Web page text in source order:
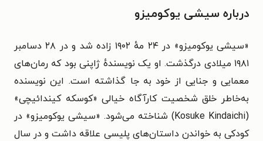
درباره سیشی یوکومیزو
«سیشی یوکومیزو» در ۲۴ مهٔ ۱۹۰۲ زاده شد و در ۲۸ دسامبر
۱۹۸۱ میلادی درگذشت. او یک نویسندهٔ ژاپنی بود که رمان‌های
معمایی و جنایی از خود به جا گذاشته است. این نویسنده
به‌خاطر خلق شخصیت کارآگاه خیالی «کوسکه کیندائیچی»
(Kosuke Kindaichi) شناخته می‌شود. «سیشی یوکومیزو» در
کودکی به خواندن داستان‌های پلیسی علاقه داشت و در سال